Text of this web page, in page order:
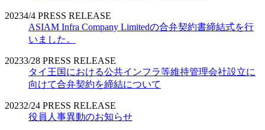
20234/4 PRESS RELEASE
ASIAM Infra Company Limitedの合弁契約書締結式を行
いました。
20233/28 PRESS RELEASE
タイ王国における公共インフラ等維持管理会社設立に
向けて合弁契約を締結について
20232/24 PRESS RELEASE
役員人事異動のお知らせ